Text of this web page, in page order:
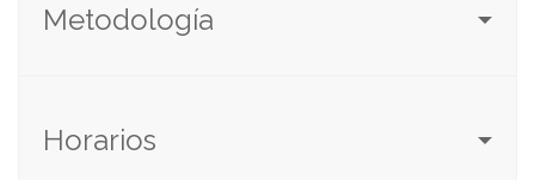
Metodología
Horarios